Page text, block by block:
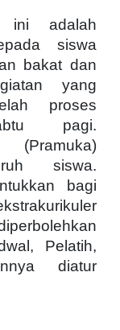
ini adalah
siswa
bakat dan
yang
proses
pagi.
siswa.
bagi
Pelatih,
diatur